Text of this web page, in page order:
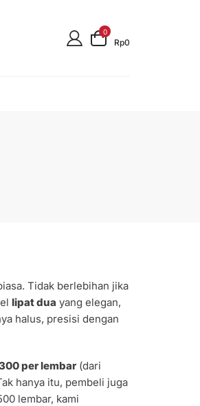
0
Rp0
Tidak berlebihan jika
lipat dua yang elegan,
halus, presisi dengan
per lembar (dari
hanya itu, pembeli juga
lembar, kami